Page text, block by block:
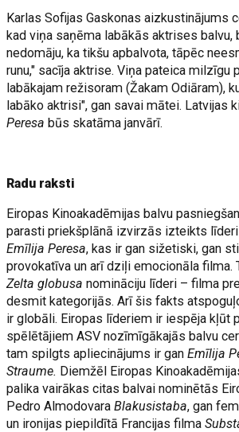
Karlas Sofijas Gaskonas aizkustinājums
kad viņa saņēma labākās aktrises balvu,
nedomāju, ka tikšu apbalvota, tāpēc
runu," sacīja aktrise. Viņa pateica milzīgu
labākajam režisoram (Žakam Odiāram),
labāko aktrisi", gan savai mātei. Latvijas
Peresa būs skatāma janvārī.
Radu raksti
Eiropas Kinoakadēmijas balvu
parasti priekšplānā izvirzās izteikts
Emīlija Peresa, kas ir gan sižetiski, gan
provokatīva un arī dziļi emocionāla filma.
Zelta globusa nomināciju līderi – filma
desmit kategorijās. Arī šis fakts
ir globāli. Eiropas līderiem ir iespēja kļūt
spēlētājiem ASV nozīmīgākajās balvu
tam spilgts apliecinājums ir gan Emīlija
Straume. Diemžēl Eiropas
palika vairākas citas balvai nominētās
Pedro AlmodovaraBlakusistaba, gan
un ironijas piepildītā Francijas filma